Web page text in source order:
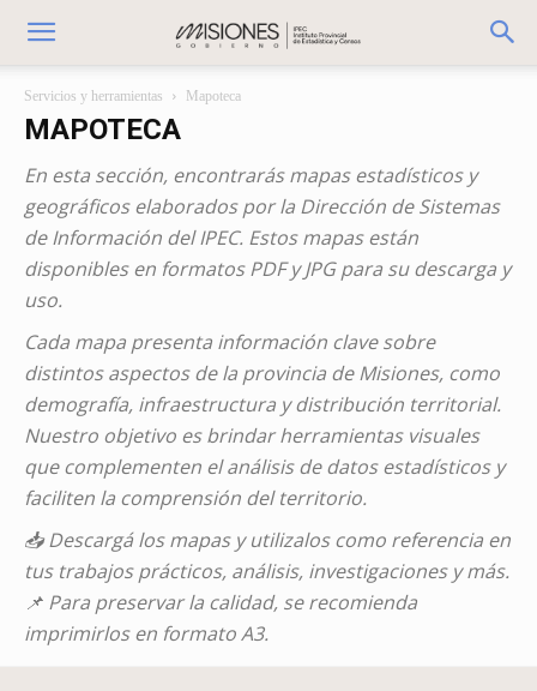
Servicios y herramientas Mapoteca
MAPOTECA
En esta sección, encontrarás mapas estadísticos y
geográficos elaborados por la Dirección de Sistemas
de Información del IPEC. Estos mapas están
disponibles en formatos PDF y JPG para su descarga y
uso.
Cada mapa presenta información clave sobre
distintos aspectos de la provincia de Misiones, como
demografía, infraestructura y distribución territorial.
Nuestro objetivo es brindar herramientas visuales
que complementen el análisis de datos estadísticos y
faciliten la comprensión del territorio.
📥 Descargá los mapas y utilizalos como referencia en
tus trabajos prácticos, análisis, investigaciones y más.
📌 Para preservar la calidad, se recomienda
imprimirlos en formato A3.